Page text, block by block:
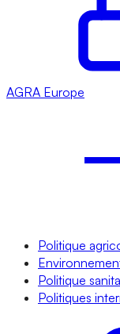
AGRA Europe
Politique
Politique
Politiques